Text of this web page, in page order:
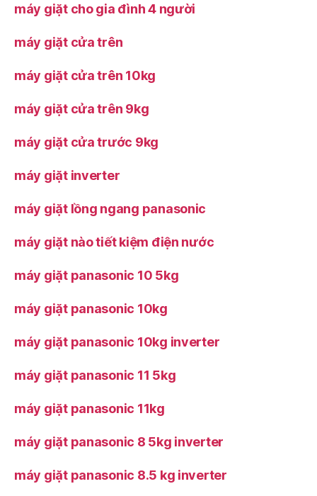
máy giặt cho gia đình 4 người
máy giặt cửa trên
máy giặt cửa trên 10kg
máy giặt cửa trên 9kg
máy giặt cửa trước 9kg
máy giặt inverter
máy giặt lồng ngang panasonic
máy giặt nào tiết kiệm điện nước
máy giặt panasonic 10 5kg
máy giặt panasonic 10kg
máy giặt panasonic 10kg inverter
máy giặt panasonic 11 5kg
máy giặt panasonic 11kg
máy giặt panasonic 8 5kg inverter
máy giặt panasonic 8.5 kg inverter